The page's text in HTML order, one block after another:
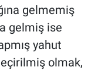
gelmemiş
gelmiş ise
yahut
olmak,